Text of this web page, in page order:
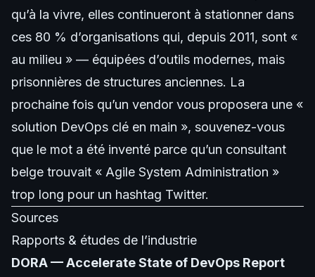
qu’à la vivre, elles continueront à stationner dans
ces 80 % d’organisations qui, depuis 2011, sont «
au milieu » — équipées d’outils modernes, mais
prisonnières de structures anciennes. La
prochaine fois qu’un vendor vous proposera une «
solution DevOps clé en main », souvenez-vous
que le mot a été inventé parce qu’un consultant
belge trouvait « Agile System Administration »
trop long pour un hashtag Twitter.
Sources
Rapports & études de l’industrie
DORA — Accelerate State of DevOps Report